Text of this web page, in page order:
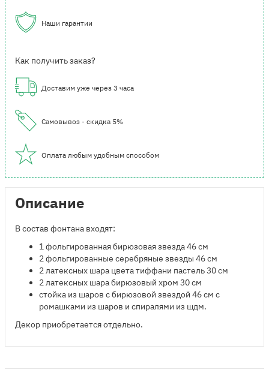
Наши гарантии
Как получить заказ?
Доставим уже через 3 часа
Самовывоз - скидка 5%
Оплата любым удобным способом
Описание
В состав фонтана входят:
​1 фольгированная бирюзовая звезда 46 см
2 фольгированные серебряные звезды 46 см
2 латексных шара цвета тиффани пастель 30 см
2 латексных шара бирюзовый хром 30 см
стойка из шаров с бирюзовой звездой 46 см с
ромашками из шаров и спиралями из шдм.
Декор приобретается отдельно.